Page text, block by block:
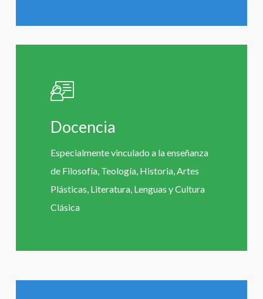
Docencia
Especialmente vinculado a la enseñanza
de Filosofía, Teología, Historia, Artes
Plásticas, Literatura, Lenguas y Cultura
Clásica